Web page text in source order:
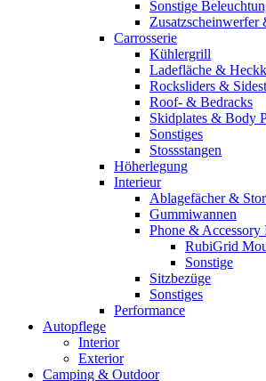
Sonstige
Zusatzscheinwerfer
Carrosserie
Kühlergrill
Ladefläche &
Rocksliders &
Roof- & Bedracks
Skidplates & Body
Sonstiges
Stossstangen
Höherlegung
Interieur
Ablagefächer &
Gummiwannen
Phone & Accessory
RubiGrid
Sonstige
Sitzbezüge
Sonstiges
Performance
Autopflege
Interior
Exterior
Camping & Outdoor